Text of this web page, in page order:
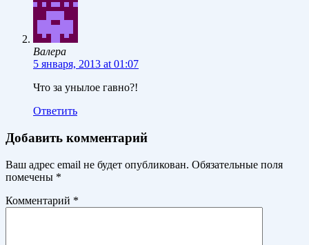
Валера
5 января, 2013 at 01:07
Что за унылое гавно?!
Ответить
Добавить комментарий
Ваш адрес email не будет опубликован. Обязательные поля
помечены *
Комментарий *